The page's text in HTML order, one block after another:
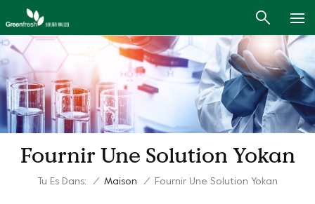
Fournir Une Solution Yokan
Tu Es Dans: / Maison / Fournir Une Solution Yokan